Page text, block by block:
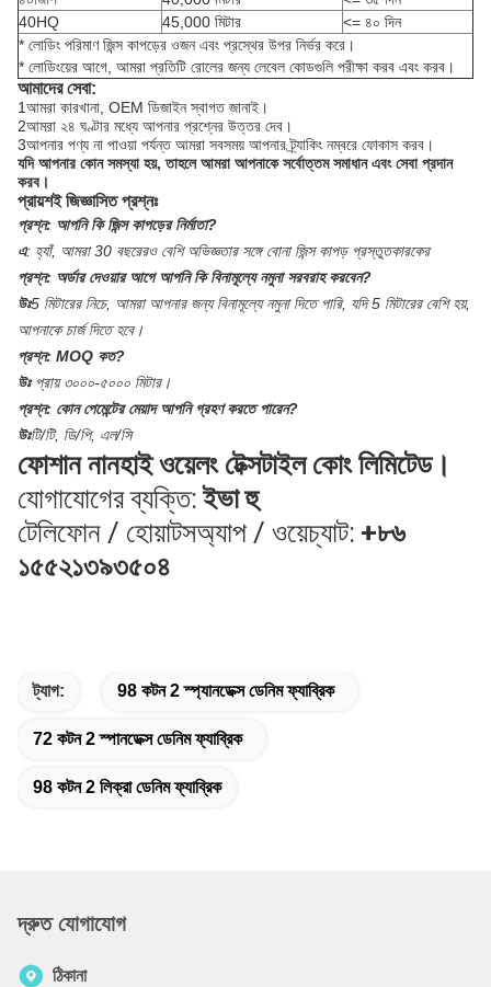
40HQ
45,000 মিটার
<= ৪০ দিন
* লোডিং পরিমাণ জিন্স কাপড়ের ওজন এবং প্রস্থের উপর নির্ভর করে।
* লোডিংয়ের আগে, আমরা প্রতিটি রোলের জন্য লেবেল কোডগুলি পরীক্ষা করব এবং করব।
আমাদের সেবা:
1আমরা কারখানা, OEM ডিজাইন স্বাগত জানাই।
2আমরা ২৪ ঘণ্টার মধ্যে আপনার প্রশ্নের উত্তর দেব।
3আপনার পণ্য না পাওয়া পর্যন্ত আমরা সবসময় আপনার ট্র্যাকিং নম্বরে ফোকাস করব।
যদি আপনার কোন সমস্যা হয়, তাহলে আমরা আপনাকে সর্বোত্তম সমাধান এবং সেবা প্রদান
করব।
প্রায়শই জিজ্ঞাসিত প্রশ্নঃ
প্রশ্ন: আপনি কি জিন্স কাপড়ের নির্মাতা?
এ: হ্যাঁ, আমরা 30 বছরেরও বেশি অভিজ্ঞতার সঙ্গে বোনা জিন্স কাপড় প্রস্তুতকারকের
প্রশ্ন: অর্ডার দেওয়ার আগে আপনি কি বিনামূল্যে নমুনা সরবরাহ করবেন?
উঃ5 মিটারের নিচে, আমরা আপনার জন্য বিনামূল্যে নমুনা দিতে পারি, যদি 5 মিটারের বেশি হয়,
আপনাকে চার্জ দিতে হবে।
প্রশ্ন: MOQ কত?
উঃ প্রায় ৩০০০-৫০০০ মিটার।
প্রশ্ন: কোন পেমেন্টের মেয়াদ আপনি গ্রহণ করতে পারেন?
উঃটি/টি, ডি/পি, এল/সি
ফোশান নানহাই ওয়েলং টেক্সটাইল কোং লিমিটেড।
যোগাযোগের ব্যক্তি: ইভা হু
টেলিফোন / হোয়াটসঅ্যাপ / ওয়েচ্যাট: +৮৬
১৫৫২১৩৯৩৫০৪
ট্যাগ: 98 কটন 2 স্প্যানডেক্স ডেনিম ফ্যাব্রিক
72 কটন 2 স্পানডেক্স ডেনিম ফ্যাব্রিক
98 কটন 2 লিক্রা ডেনিম ফ্যাব্রিক
দ্রুত যোগাযোগ
ঠিকানা